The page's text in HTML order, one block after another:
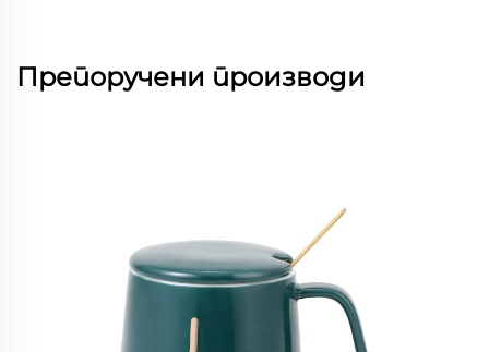
Препоручени производи